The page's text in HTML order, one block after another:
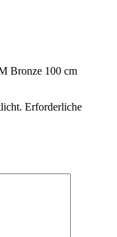
Bronze 100 cm
Erforderliche